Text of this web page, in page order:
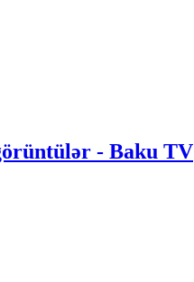
- Baku TV